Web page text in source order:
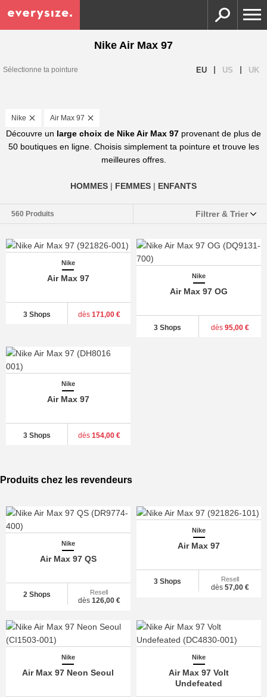
Nike Air Max 97
Sélectionne ta pointure EU | US | UK
Nike Air Max 97
Découvre un large choix de Nike Air Max 97 provenant de plus de
50 boutiques en ligne. Choisis simplement ta pointure et trouve les
meilleures offres.
HOMMES | FEMMES | ENFANTS
560 Produits Filtrer & Trier
Nike
Air Max 97
3 Shops dès171,00 €
Nike
Air Max 97 OG
3 Shops dès95,00 €
Nike
Air Max 97
3 Shops dès154,00 €
Produits chez les revendeurs
Nike
Air Max 97 QS
2 Shops
Resell
dès126,00 €
Nike
Air Max 97
3 Shops
Resell
dès57,00 €
Nike
Air Max 97 Neon Seoul
Nike
Air Max 97 Volt
Undefeated